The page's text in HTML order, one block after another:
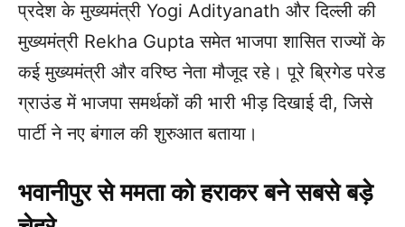
प्रदेश के मुख्यमंत्री Yogi Adityanath और दिल्ली की
मुख्यमंत्री Rekha Gupta समेत भाजपा शासित राज्यों के
कई मुख्यमंत्री और वरिष्ठ नेता मौजूद रहे। पूरे ब्रिगेड परेड
ग्राउंड में भाजपा समर्थकों की भारी भीड़ दिखाई दी, जिसे
पार्टी ने नए बंगाल की शुरुआत बताया।
भवानीपुर से ममता को हराकर बने सबसे बड़े